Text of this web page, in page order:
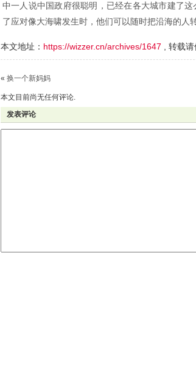
中一人说中国政府很聪明，已经在各大城市建了
了应对像大海啸发生时，他们可以随时把沿海的人
本文地址： https://wizzer.cn/archives/1647 , 转载请
« 换一个新妈妈
本文目前尚无任何评论.
发表评论